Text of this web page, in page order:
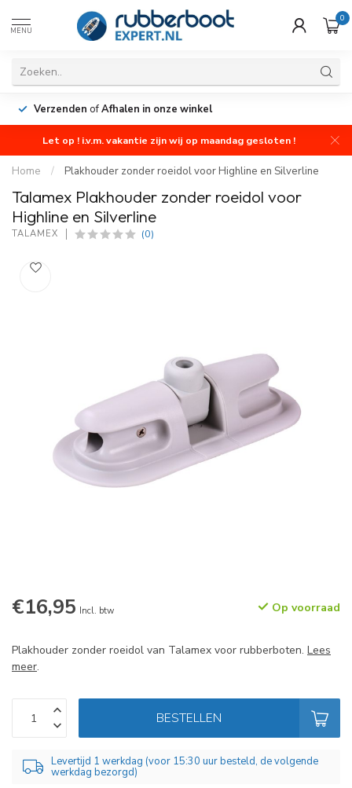
MENU
0
Verzenden ofAfhalen in onze winkel
Let op ! i.v.m. vakantie zijn wij op maandag gesloten !
Home / Plakhouder zonder roeidol voor Highline en Silverline
Talamex Plakhouder zonder roeidol voor
Highline en Silverline
TALAMEX (0)
€16,95 Incl. btw Op voorraad
Plakhouder zonder roeidol van Talamex voor rubberboten. Lees
meer.
BESTELLEN
Levertijd 1 werkdag (voor 15:30 uur besteld, de volgende
werkdag bezorgd)